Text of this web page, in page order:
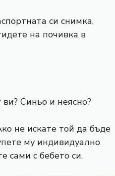
си снимка,
на почивка в
Синьо и неясно?
не искате той да бъде
му индивидуално
сами с бебето си.